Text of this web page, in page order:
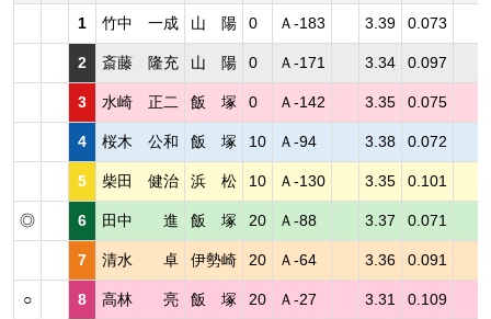
1 竹中 一成 山 陽 0 Ａ-183 3.39 0.073
2 斎藤 隆充 山 陽 0 Ａ-171 3.34 0.097
3 水崎 正二 飯 塚 0 Ａ-142 3.35 0.075
4 桜木 公和 飯 塚 10 Ａ-94 3.38 0.072
5 柴田 健治 浜 松 10 Ａ-130 3.35 0.101
◎ 6 田中 進 飯 塚 20 Ａ-88 3.37 0.071
7 清水 卓 伊勢崎 20 Ａ-64 3.36 0.091
○ 8 高林 亮 飯 塚 20 Ａ-27 3.31 0.109